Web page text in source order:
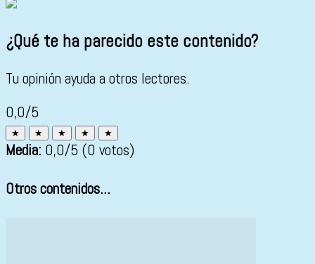
¿Qué te ha parecido este contenido?
Tu opinión ayuda a otros lectores.
0,0/5
★ ★ ★ ★ ★
Media: 0,0/5 (0 votos)
Otros contenidos...